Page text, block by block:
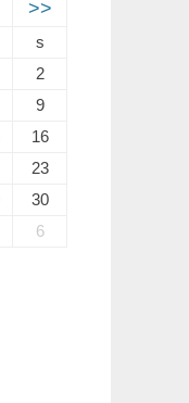
>>
s
2
9
16
23
30
6